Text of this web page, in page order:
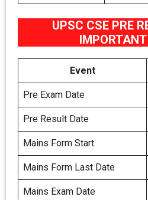
UPSC CSE PRE
Event
Pre Exam Date
Pre Result Date
Mains Form Start
Mains Form Last Date
Mains Exam Date